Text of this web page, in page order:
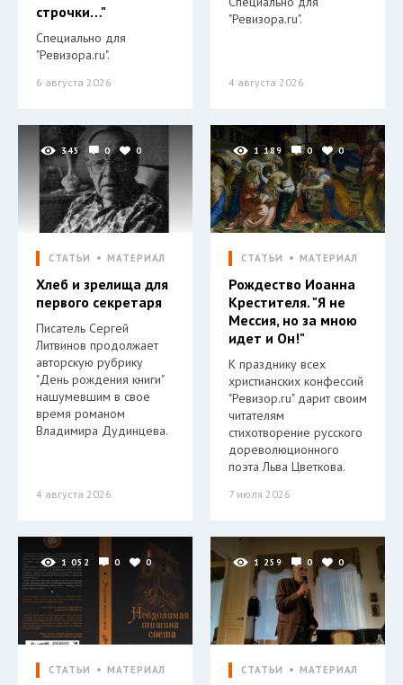
строчки…"
Специально для
"Ревизора.ru".
6 августа 2026
"Ревизора.ru".
4 августа 2026
345 0 0
СТАТЬИ МАТЕРИАЛ
Хлеб и зрелища для
первого секретаря
Писатель Сергей
Литвинов продолжает
авторскую рубрику
"День рождения книги"
нашумевшим в свое
время романом
Владимира Дудинцева.
4 августа 2026
1 189 0 0
СТАТЬИ МАТЕРИАЛ
Рождество Иоанна
Крестителя. "Я не
Мессия, но за мною
идет и Он!"
К празднику всех
христианских конфессий
"Ревизор.ru" дарит своим
читателям
стихотворение русского
дореволюционного
поэта Льва Цветкова.
7 июля 2026
1 052 0 0
СТАТЬИ МАТЕРИАЛ
1 259 0 0
СТАТЬИ МАТЕРИАЛ